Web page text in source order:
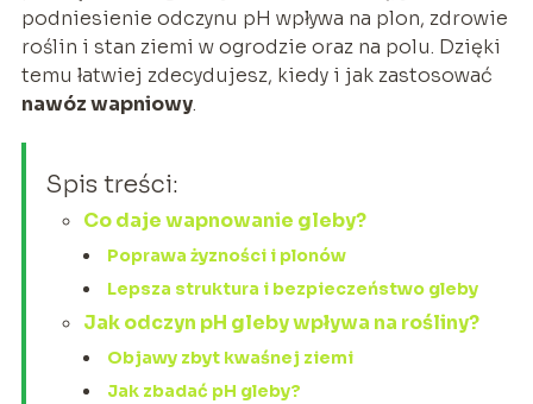
podniesienie odczynu pH wpływa na plon, zdrowie
roślin i stan ziemi w ogrodzie oraz na polu. Dzięki
temu łatwiej zdecydujesz, kiedy i jak zastosować
nawóz wapniowy.
Spis treści:
Co daje wapnowanie gleby?
Poprawa żyzności i plonów
Lepsza struktura i bezpieczeństwo gleby
Jak odczyn pH gleby wpływa na rośliny?
Objawy zbyt kwaśnej ziemi
Jak zbadać pH gleby?